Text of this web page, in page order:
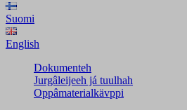
Suomi
English
Dokumenteh
Jurgâleijeeh já tuulhah
Oppâmaterialkävppi